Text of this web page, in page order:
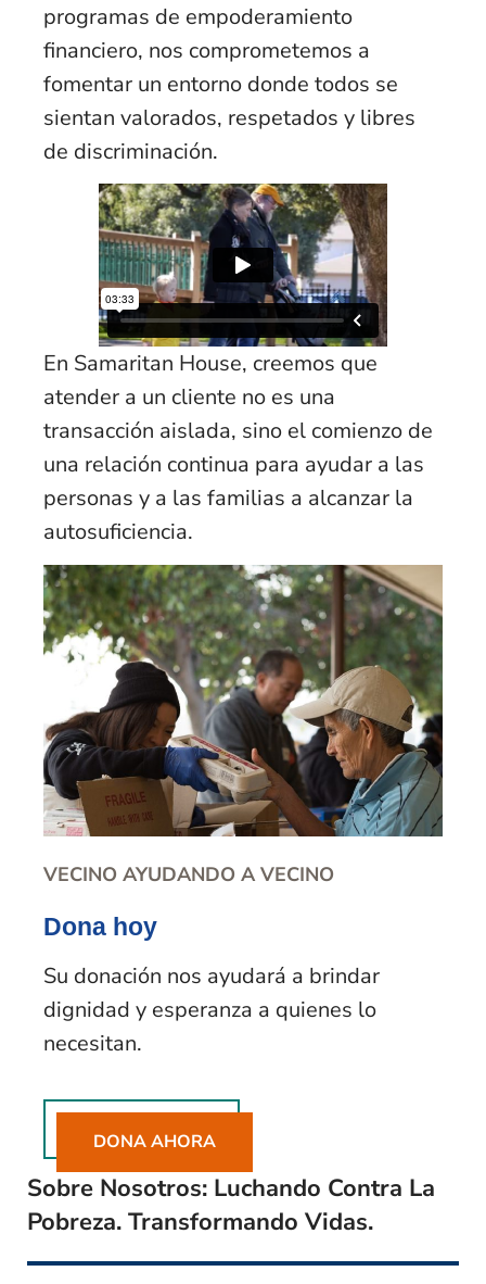
programas de empoderamiento
financiero, nos comprometemos a
fomentar un entorno donde todos se
sientan valorados, respetados y libres
de discriminación.
En Samaritan House, creemos que
atender a un cliente no es una
transacción aislada, sino el comienzo de
una relación continua para ayudar a las
personas y a las familias a alcanzar la
autosuficiencia.
VECINO AYUDANDO A VECINO
Dona hoy
Su donación nos ayudará a brindar
dignidad y esperanza a quienes lo
necesitan.
DONA AHORA
Sobre Nosotros: Luchando Contra La
Pobreza. Transformando Vidas.